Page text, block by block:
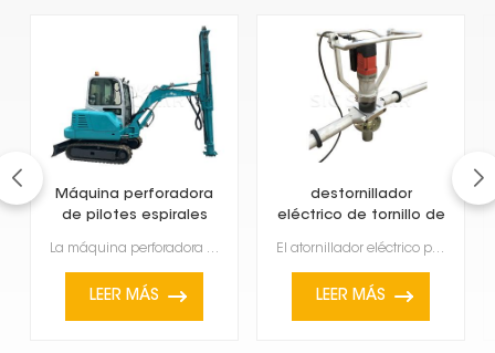
Máquina perforadora
de pilotes espirales
La máquina perforadora de pilotes espirales con tornillo de tierra es un modelo más reciente diseñad...
LEER MÁS
destornillador
eléctrico de tornillo de
El atornillador eléctrico para tornillos de tierra te ayuda a colocarlos en diferentes tipos de suel...
LEER MÁS